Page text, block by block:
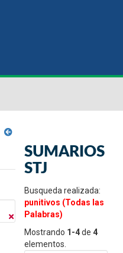
SUMARIOS
STJ
Busqueda realizada:
punitivos (Todas las
Palabras)
Mostrando 1-4de 4
elementos.